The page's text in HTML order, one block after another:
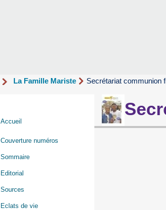
La Famille Mariste Secrétariat communion
Accueil
Couverture numéros
Sommaire
Editorial
Sources
Eclats de vie